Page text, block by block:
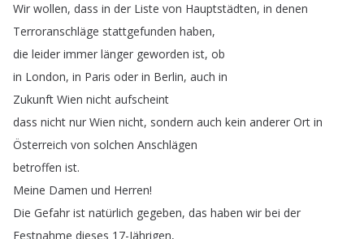
Wir wollen, dass in der Liste von Hauptstädten, in denen
Terroranschläge stattgefunden haben,
die leider immer länger geworden ist, ob
in London, in Paris oder in Berlin, auch in
Zukunft Wien nicht aufscheint
dass nicht nur Wien nicht, sondern auch kein anderer Ort in
Österreich von solchen Anschlägen
betroffen ist.
Meine Damen und Herren!
Die Gefahr ist natürlich gegeben, das haben wir bei der
Festnahme dieses 17-Jährigen,